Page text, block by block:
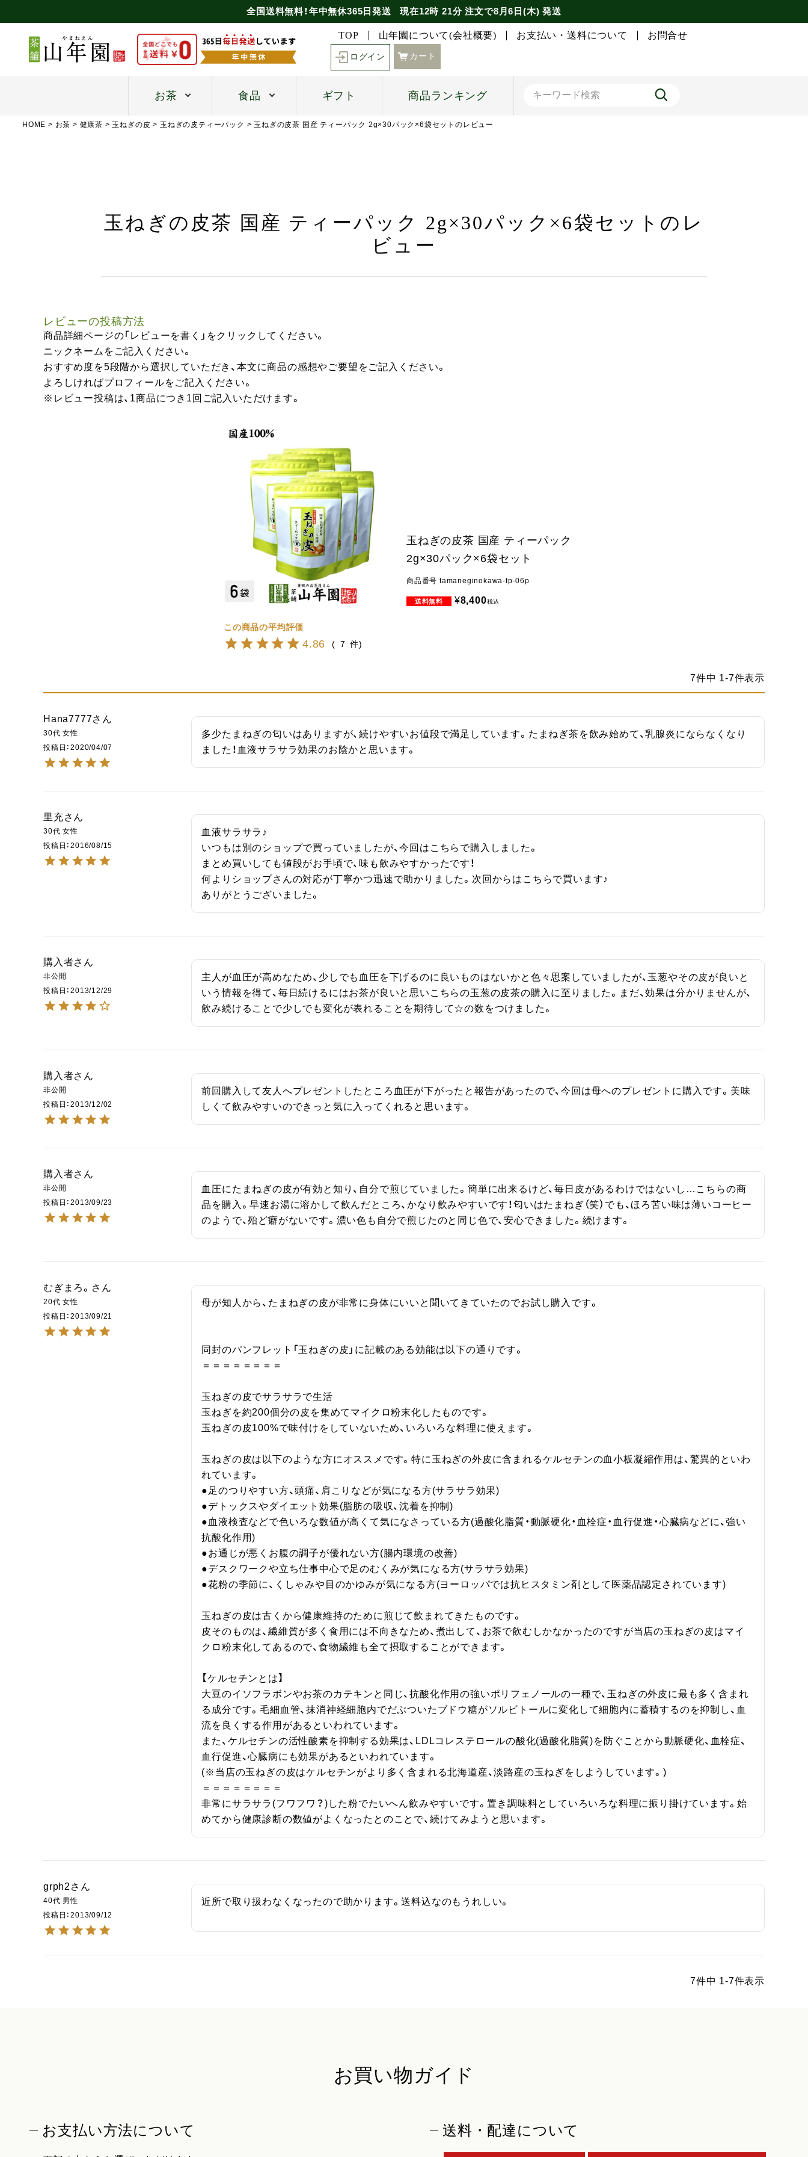
全国送料無料！年中無休365日発送 現在12時 21分注文で8月6日(木) 発送
TOP 山年園について(会社概要) お支払い・送料について お問合せ
ログイン カート
お茶 食品 ギフト 商品ランキング
HOME お茶 健康茶 玉ねぎの皮 玉ねぎの皮ティーパック 玉ねぎの皮茶 国産 ティーパック 2g×30パック×6袋セットのレビュー
玉ねぎの皮茶 国産 ティーパック 2g×30パック×6袋セットのレ
ビュー
レビューの投稿方法
商品詳細ページの「レビューを書く」をクリックしてください。
ニックネームをご記入ください。
おすすめ度を5段階から選択していただき、本文に商品の感想やご要望をご記入ください。
よろしければプロフィールをご記入ください。
※レビュー投稿は、1商品につき1回ご記入いただけます。
玉ねぎの皮茶 国産 ティーパック
2g×30パック×6袋セット
商品番号 tamaneginokawa-tp-06p
¥8,400税込
4.86 7
7件中 1-7件表示
Hana7777
30代 女性
投稿日
2020/04/07
多少たまねぎの匂いはありますが、続けやすいお値段で満足しています。たまねぎ茶を飲み始めて、乳腺炎にならなくなり
ました！血液サラサラ効果のお陰かと思います。
里充
30代 女性
投稿日
2016/08/15
血液サラサラ♪
いつもは別のショップで買っていましたが、今回はこちらで購入しました。
まとめ買いしても値段がお手頃で、味も飲みやすかったです！
何よりショップさんの対応が丁寧かつ迅速で助かりました。次回からはこちらで買います♪
ありがとうございました。
購入者
非公開
投稿日
2013/12/29
主人が血圧が高めなため、少しでも血圧を下げるのに良いものはないかと色々思案していましたが、玉葱やその皮が良いと
いう情報を得て、毎日続けるにはお茶が良いと思いこちらの玉葱の皮茶の購入に至りました。まだ、効果は分かりませんが、
飲み続けることで少しでも変化が表れることを期待して☆の数をつけました。
購入者
非公開
投稿日
2013/12/02
前回購入して友人へプレゼントしたところ血圧が下がったと報告があったので、今回は母へのプレゼントに購入です。美味
しくて飲みやすいのできっと気に入ってくれると思います。
購入者
非公開
投稿日
2013/09/23
血圧にたまねぎの皮が有効と知り、自分で煎じていました。簡単に出来るけど、毎日皮があるわけではないし…こちらの商
品を購入。早速お湯に溶かして飲んだところ、かなり飲みやすいです！匂いはたまねぎ（笑）でも、ほろ苦い味は薄いコーヒー
のようで、殆ど癖がないです。濃い色も自分で煎じたのと同じ色で、安心できました。続けます。
むぎまろ。
20代 女性
投稿日
2013/09/21
母が知人から、たまねぎの皮が非常に身体にいいと聞いてきていたのでお試し購入です。
同封のパンフレット「玉ねぎの皮」に記載のある効能は以下の通りです。
＝＝＝＝＝＝＝＝
玉ねぎの皮でサラサラで生活
玉ねぎを約200個分の皮を集めてマイクロ粉末化したものです。
玉ねぎの皮100%で味付けをしていないため、いろいろな料理に使えます。
玉ねぎの皮は以下のような方にオススメです。特に玉ねぎの外皮に含まれるケルセチンの血小板凝縮作用は、驚異的といわ
れています。
●足のつりやすい方、頭痛、肩こりなどが気になる方(サラサラ効果)
●デトックスやダイエット効果(脂肪の吸収、沈着を抑制)
●血液検査などで色いろな数値が高くて気になさっている方(過酸化脂質・動脈硬化・血栓症・血行促進・心臓病などに、強い
抗酸化作用)
●お通じが悪くお腹の調子が優れない方(腸内環境の改善)
●デスクワークや立ち仕事中心で足のむくみが気になる方(サラサラ効果)
●花粉の季節に、くしゃみや目のかゆみが気になる方(ヨーロッパでは抗ヒスタミン剤として医薬品認定されています)
玉ねぎの皮は古くから健康維持のために煎じて飲まれてきたものです。
皮そのものは、繊維質が多く食用には不向きなため、煮出して、お茶で飲むしかなかったのですが当店の玉ねぎの皮はマイ
クロ粉末化してあるので、食物繊維も全て摂取することができます。
【ケルセチンとは】
大豆のイソフラボンやお茶のカテキンと同じ、抗酸化作用の強いポリフェノールの一種で、玉ねぎの外皮に最も多く含まれ
る成分です。毛細血管、抹消神経細胞内でだぶついたブドウ糖がソルビトールに変化して細胞内に蓄積するのを抑制し、血
流を良くする作用があるといわれています。
また、ケルセチンの活性酸素を抑制する効果は、LDLコレステロールの酸化(過酸化脂質)を防ぐことから動脈硬化、血栓症、
血行促進、心臓病にも効果があるといわれています。
(※当店の玉ねぎの皮はケルセチンがより多く含まれる北海道産、淡路産の玉ねぎをしようしています。)
＝＝＝＝＝＝＝＝
非常にサラサラ(フワフワ？)した粉でたいへん飲みやすいです。置き調味料としていろいろな料理に振り掛けています。始
めてから健康診断の数値がよくなったとのことで、続けてみようと思います。
grph2
40代 男性
投稿日
2013/09/12
近所で取り扱わなくなったので助かります。送料込なのもうれしい。
7件中 1-7件表示
お買い物ガイド
お支払い方法について 送料・配達について